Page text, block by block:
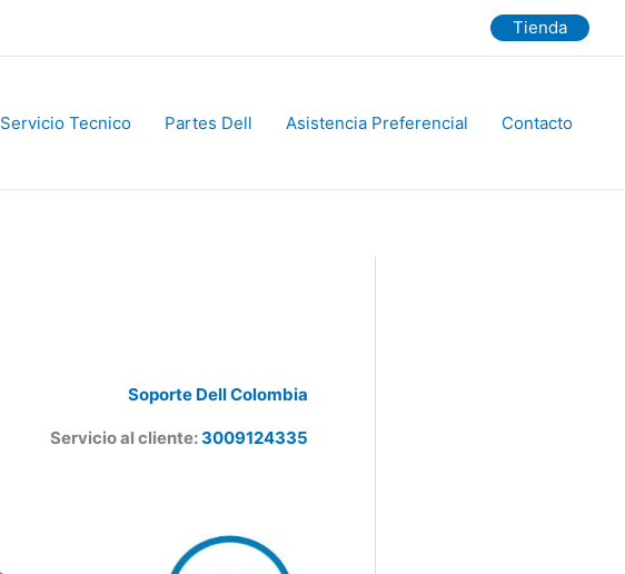
Tienda
Servicio Tecnico Partes Dell Asistencia Preferencial Contacto
Soporte Dell Colombia
Servicio al cliente:3009124335